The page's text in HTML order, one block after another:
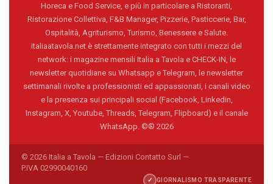
Horeca e Food Service, e più in particolare a Ristoranti,
Ristorazione Collettiva, F&B Manager, Pizzerie, Pasticcerie, Bar,
Ospitalità, Agriturismo, Turismo, Benessere e Salute.
italiaatavola.net è strettamente integrato con tutti i mezzi del
network: i magazine mensili Italia a Tavola e CHECK-IN, le
newsletter quotidiane su Whatsapp e Telegram, le newsletter
settimanali rivolte a professionisti ed appassionati, i canali video
e la presenza sui principali social (Facebook, Linkedin,
Instagram, X, Youtube, Threads, Telegram, Flipboard) e il canale
WhatsApp. ©® 2026
© 2026 Italia a Tavola — Edizioni Contatto Surl —
P.IVA 02990040160
✓ GIORNALISMO TRASPARENTE